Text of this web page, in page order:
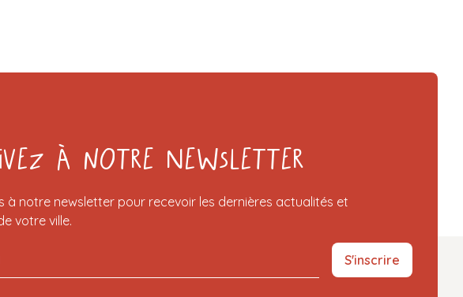
à notre Newsletter
à notre newsletter pour recevoir les dernières actualités et
votre ville.
S'inscrire